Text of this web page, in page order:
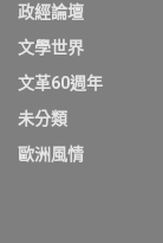
政經論壇
文學世界
文革60週年
未分類
歐洲風情